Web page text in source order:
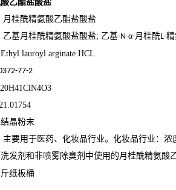
乙酯盐酸盐
月桂酰精氨酸乙酯盐酸盐
乙基月桂酰精氨酸盐酸盐; 乙基-N-α-月桂酰L-
Ethyl lauroyl arginate HCL
77-2
晶粉末
主要用于医药、化妆品行业。化妆品行业：浓
发剂和非喷雾除臭剂中使用的月桂酰精氨酸
纸板桶